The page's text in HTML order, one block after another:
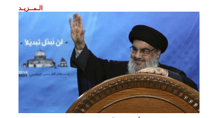
الـمــزيـد